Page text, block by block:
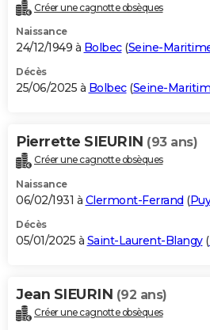
Créer une cagnotte obsèques
Naissance
24/12/1949 à Bolbec(Seine-
Décès
25/06/2025 à Bolbec(Seine-
Pierrette SIEURIN (93 ans)
Créer une cagnotte obsèques
Naissance
06/02/1931 à Clermont-Ferrand (
Décès
05/01/2025 à Saint-Laurent-Blangy(
Jean SIEURIN (92 ans)
Créer une cagnotte obsèques